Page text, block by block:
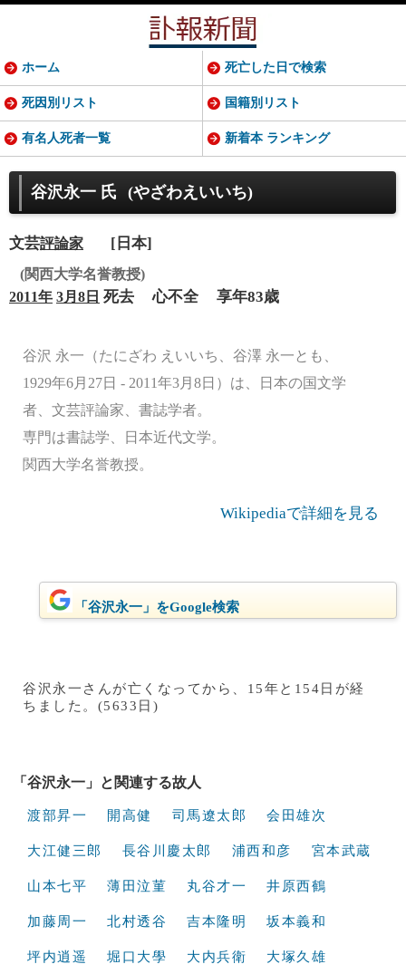
谷沢永一 氏 (やざわえいいち)
文芸評論家 [日本]
(関西大学名誉教授)
2011年 3月8日 死去 心不全 享年83歳
谷沢 永一（たにざわ えいいち、谷澤 永一とも、
1929年6月27日 - 2011年3月8日）は、日本の国文学
者、文芸評論家、書誌学者。
専門は書誌学、日本近代文学。
関西大学名誉教授。
Wikipediaで詳細を見る
「谷沢永一」をGoogle検索
谷沢永一さんが亡くなってから、15年と154日が経
ちました。(5633日)
「谷沢永一」と関連する故人
渡部昇一 開高健 司馬遼太郎 会田雄次
大江健三郎 長谷川慶太郎 浦西和彦 宮本武蔵
山本七平 薄田泣菫 丸谷才一 井原西鶴
加藤周一 北村透谷 吉本隆明 坂本義和
坪内逍遥 堀口大學 大内兵衛 大塚久雄
ホーム 死亡した日で検索
死因別リスト 国籍別リスト
有名人死者一覧 新着本 ランキング